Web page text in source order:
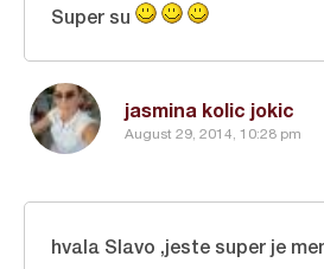
jasmina kolic jokic
August 29, 2014, 10:28 pm
Super su
hvala Slavo ,jeste super je